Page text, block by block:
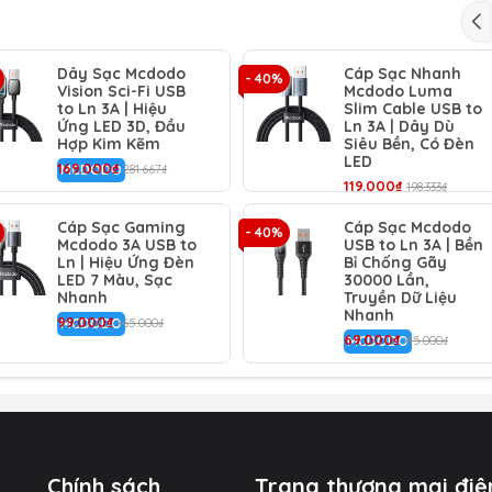
sạc, cáp còn hỗ trợ truyền tải dữ liệu (hình ảnh, video, tài
ổn định và nhanh chóng.
mềm mại nhưng chắc chắn, dễ dàng cuộn lại mà không bị
bạn lựa chọn, thể hiện cá tính riêng.
Dây Sạc Mcdodo
Vision Sci-Fi USB
to Ln 3A | Hiệu
Ứng LED 3D, Đầu
Hợp Kim Kẽm
169.000₫ 281.667₫
MCDODO
- 40%
Cáp Sạc Nhanh
Mcdodo Luma
Slim Cable USB to
Ln 3A | Dây Dù
Siêu Bền, Có Đèn
LED
119.000₫ 198.333₫
Cáp Sạc Gaming
Mcdodo 3A USB to
Ln | Hiệu Ứng Đèn
LED 7 Màu, Sạc
Nhanh
99.000₫ 165.000₫
MCDODO
- 40%
Cáp Sạc Mcdodo
USB to Ln 3A | Bền
Bỉ Chống Gãy
30000 Lần,
Truyền Dữ Liệu
Nhanh
69.000₫ 115.000₫
MCDODO
Chính sách Trang thương mại